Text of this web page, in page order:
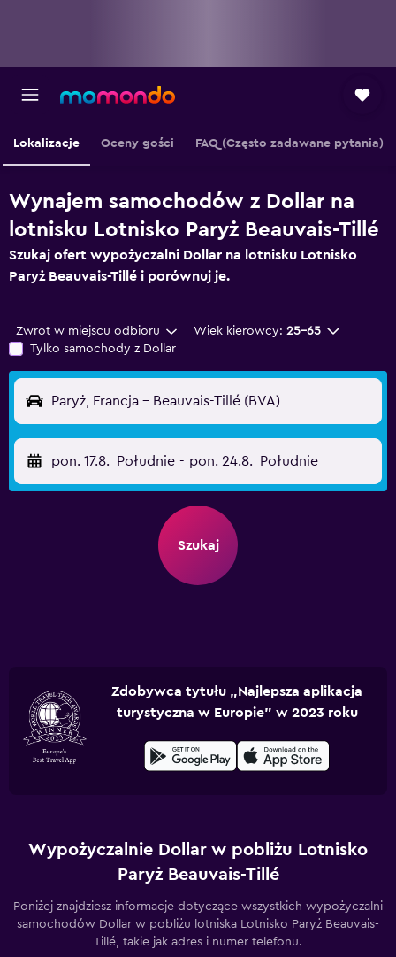
Lokalizacje Oceny gości FAQ (Często zadawane pytania)
Wynajem samochodów z Dollar na
lotnisku Lotnisko Paryż Beauvais-Tillé
Szukaj ofert wypożyczalni Dollar na lotnisku Lotnisko
Paryż Beauvais-Tillé i porównuj je.
Zwrot w miejscu odbioru Wiek kierowcy: 25-65
Tylko samochody z Dollar
Paryż, Francja - Beauvais-Tillé (BVA)
pon. 17.8. Południe - pon. 24.8. Południe
Szukaj
Zdobywca tytułu „Najlepsza aplikacja
turystyczna w Europie” w 2023 roku
Wypożyczalnie Dollar w pobliżu Lotnisko
Paryż Beauvais-Tillé
Poniżej znajdziesz informacje dotyczące wszystkich wypożyczalni
samochodów Dollar w pobliżu lotniska Lotnisko Paryż Beauvais-
Tillé, takie jak adres i numer telefonu.